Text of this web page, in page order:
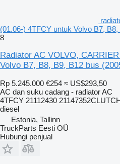
(01.06-) 4TFCY untuk Volvo B7,
8
Radiator AC VOLVO,
Volvo B7, B8, B9, B12 bus
Rp 5.245.000 €254 ≈ US$293,50
AC dan suku cadang - radiator AC
4TFCY 21112430
diesel
Estonia, Tallinn
TruckParts Eesti OÜ
Hubungi penjual